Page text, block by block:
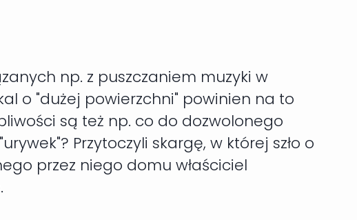
np. z puszczaniem muzyki w
o "dużej powierzchni" powinien na to
są też np. co do dozwolonego
Przytoczyli skargę, w której szło o
przez niego domu właściciel